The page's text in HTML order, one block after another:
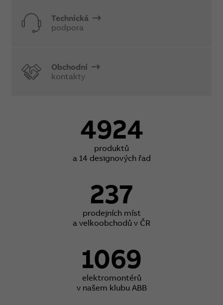
Technická
podpora
Obchodní
kontakty
4924
produktů
a 14 designových řad
237
prodejních míst
a velkoobchodů v ČR
1069
elektromontérů
v našem klubu ABB